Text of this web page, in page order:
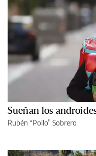
Sueñan los
Rubén “Pollo” Sobrero